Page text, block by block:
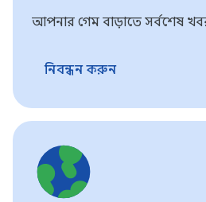
আপনার গেম বাড়াতে সর্বশেষ
নিবন্ধন করুন